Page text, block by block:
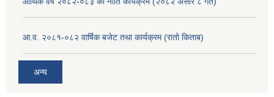
आ.व. २०८१-०८२ वार्षिक बजेट तथा कार्यक्रम (रातो किताब)
अन्य